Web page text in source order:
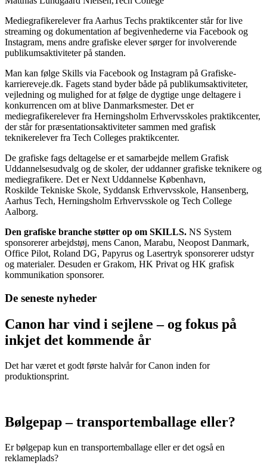
Mediegrafikerelever fra Aarhus Techs praktikcenter står for live
streaming og dokumentation af begivenhederne via Facebook og
Instagram, mens andre grafiske elever sørger for involverende
publikumsaktiviteter på standen.
Man kan følge Skills via Facebook og Instagram på Grafiske-
karriereveje.dk. Fagets stand byder både på publikumsaktiviteter,
vejledning og mulighed for at følge de dygtige unge deltagere i
konkurrencen om at blive Danmarksmester. Det er
mediegrafikerelever fra Herningsholm Erhvervsskoles praktikcenter,
der står for præsentationsaktiviteter sammen med grafisk
teknikerelever fra Tech Colleges praktikcenter.
De grafiske fags deltagelse er et samarbejde mellem Grafisk
Uddannelsesudvalg og de skoler, der uddanner grafiske teknikere og
mediegrafikere. Det er Next Uddannelse København,
Roskilde Tekniske Skole, Syddansk Erhvervsskole, Hansenberg,
Aarhus Tech, Herningsholm Erhvervsskole og Tech College
Aalborg.
Den grafiske branche støtter op om SKILLS. NS System
sponsorerer arbejdstøj, mens Canon, Marabu, Neopost Danmark,
Office Pilot, Roland DG, Papyrus og Lasertryk sponsorerer udstyr
og materialer. Desuden er Grakom, HK Privat og HK grafisk
kommunikation sponsorer.
De seneste nyheder
Canon har vind i sejlene – og fokus på
inkjet det kommende år
Det har været et godt første halvår for Canon inden for
produktionsprint.
Bølgepap – transportemballage eller?
Er bølgepap kun en transportemballage eller er det også en
reklameplads?